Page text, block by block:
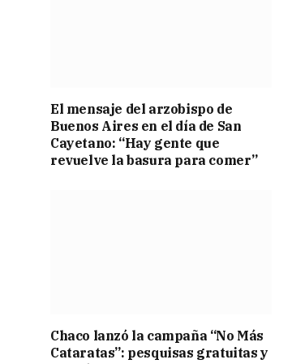
El mensaje del arzobispo de
Buenos Aires en el día de San
Cayetano: “Hay gente que
revuelve la basura para comer”
Chaco lanzó la campaña “No Más
Cataratas”: pesquisas gratuitas y